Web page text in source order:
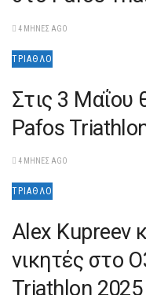
4 ΜΉΝΕΣ AGO
ΤΡΊΑΘΛΟ
Στις 3 Μαΐου
Pafos
4 ΜΉΝΕΣ AGO
ΤΡΊΑΘΛΟ
Alex Kupreev
νικητές στο
Triathlon 2025